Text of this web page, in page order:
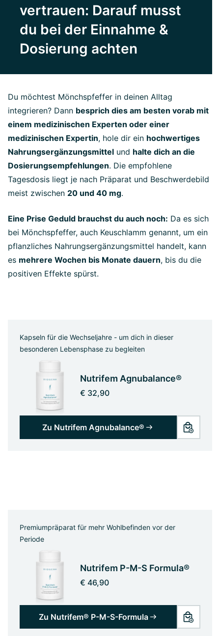
vertrauen: Darauf musst
du bei der Einnahme &
Dosierung achten
Du möchtest Mönchspfeffer in deinen Alltag
integrieren? Dann besprich dies am besten vorab mit
einem medizinischen Experten oder einer
medizinischen Expertin, hole dir ein hochwertiges
Nahrungsergänzungsmittel und halte dich an die
Dosierungsempfehlungen. Die empfohlene
Tagesdosis liegt je nach Präparat und Beschwerdebild
meist zwischen 20 und 40 mg.
Eine Prise Geduld brauchst du auch noch: Da es sich
bei Mönchspfeffer, auch Keuschlamm genannt, um ein
pflanzliches Nahrungsergänzungsmittel handelt, kann
es mehrere Wochen bis Monate dauern, bis du die
positiven Effekte spürst.
Kapseln für die Wechseljahre - um dich in dieser
besonderen Lebensphase zu begleiten
Nutrifem Agnubalance®
€ 32,90
Zu Nutrifem Agnubalance®
Premiumpräparat für mehr Wohlbefinden vor der
Periode
Nutrifem P-M-S Formula®
€ 46,90
Zu Nutrifem® P-M-S-Formula